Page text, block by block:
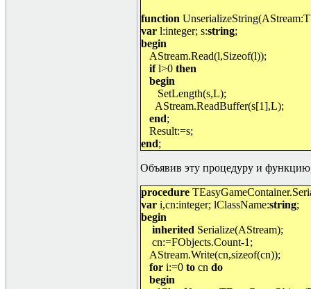
function
var l:integer; s:string;
begin
AStream.Read(l,Sizeof(l));
ifl>0 then
begin
SetLength(s,L);
AStream.ReadBuffer(s[1],L);
end;
Result:=s;
end;
Объявив эту процедуру и
procedure
var i,cn:integer; lClassName:string;
begin
inherited Serialize(AStream);
cn:=FObjects.Count-1;
AStream.Write(cn,sizeof(cn));
for i:=0 to cn do
begin